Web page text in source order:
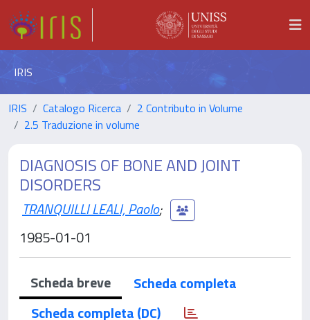
IRIS
IRIS Catalogo Ricerca
2 Contributo in Volume
2.5 Traduzione in volume
DIAGNOSIS OF BONE AND JOINT
DISORDERS
TRANQUILLI LEALI, Paolo;
1985-01-01
Scheda breve
Scheda completa
Scheda completa (DC)